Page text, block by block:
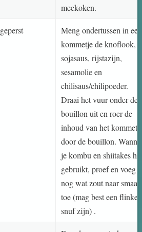
meekoken.
geperst
Meng ondertussen in een
kommetje de knoflook,
sojasaus, rijstazijn,
sesamolie en
chilisaus/chilipoeder.
Draai het vuur onder de
bouillon uit en roer de
inhoud van het
door de bouillon.
je kombu en shiitakes
gebruikt, proef en voeg
nog wat zout naar smaak
toe (mag best een flinke
snuf zijn) .